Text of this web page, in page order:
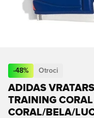
-48% Otroci
ADIDAS
TRAINING
CORAL/BELA/